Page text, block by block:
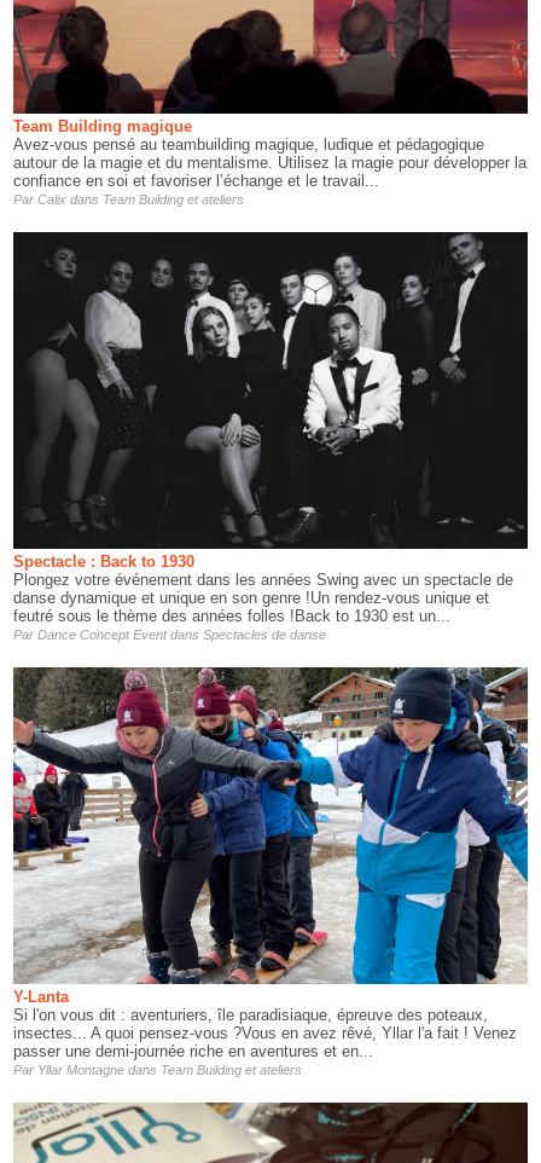
Team Building magique
Avez-vous pensé au teambuilding magique, ludique et pédagogique
autour de la magie et du mentalisme. Utilisez la magie pour développer la
confiance en soi et favoriser l’échange et le travail...
Par Calixdans Team Building et ateliers
Spectacle : Back to 1930
Plongez votre événement dans les années Swing avec un spectacle de
danse dynamique et unique en son genre !Un rendez-vous unique et
feutré sous le thème des années folles !Back to 1930 est un...
Par Dance Concept Eventdans Spectacles de danse
Y-Lanta
Si l'on vous dit : aventuriers, île paradisiaque, épreuve des poteaux,
insectes... A quoi pensez-vous ?Vous en avez rêvé, Yllar l'a fait ! Venez
passer une demi-journée riche en aventures et en...
Par Yllar Montagnedans Team Building et ateliers